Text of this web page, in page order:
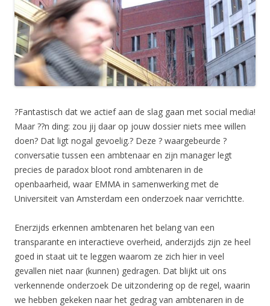
?Fantastisch dat we actief aan de slag gaan met social media!
Maar ??n ding: zou jij daar op jouw dossier niets mee willen
doen? Dat ligt nogal gevoelig.? Deze ? waargebeurde ?
conversatie tussen een ambtenaar en zijn manager legt
precies de paradox bloot rond ambtenaren in de
openbaarheid, waar EMMA in samenwerking met de
Universiteit van Amsterdam een onderzoek naar verrichtte.
Enerzijds erkennen ambtenaren het belang van een
transparante en interactieve overheid, anderzijds zijn ze heel
goed in staat uit te leggen waarom ze zich hier in veel
gevallen niet naar (kunnen) gedragen. Dat blijkt uit ons
verkennende onderzoek De uitzondering op de regel, waarin
we hebben gekeken naar het gedrag van ambtenaren in de